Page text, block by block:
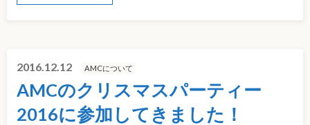
2016.12.12 AMCについて
AMCのクリスマスパーティー
2016に参加してきました！